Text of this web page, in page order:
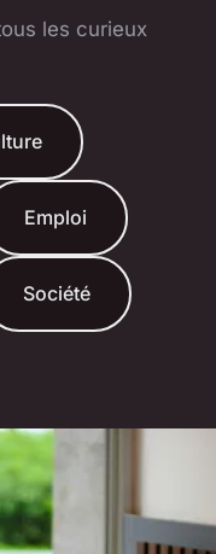
les curieux
Emploi
Société